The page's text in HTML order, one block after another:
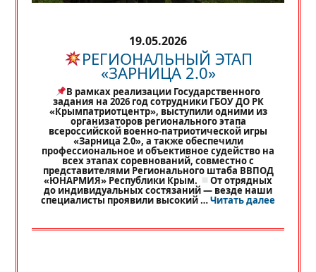
19.05.2026
РЕГИОНАЛЬНЫЙ ЭТАП
«ЗАРНИЦА 2.0»
В рамках реализации Государственного
задания на 2026 год сотрудники ГБОУ ДО РК
«Крымпатриотцентр», выступили одними из
организаторов регионального этапа
всероссийской военно-патриотической игры
«Зарница 2.0», а также обеспечили
профессиональное и объективное судейство на
всех этапах соревнований, совместно с
представителями Регионального штаба ВВПОД
«ЮНАРМИЯ» Республики Крым. От отрядных
до индивидуальных состязаний — везде наши
специалисты проявили высокий …Читать далее«